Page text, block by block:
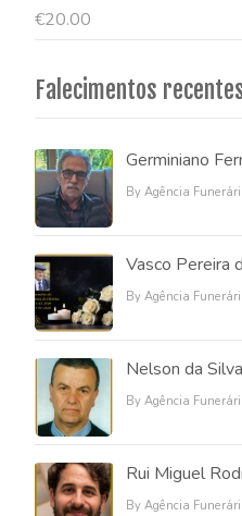
€20.00
Falecimentos
Germiniano
By Agência
Vasco Pereira
By Agência
Nelson da
By Agência
Rui Miguel
By Agência